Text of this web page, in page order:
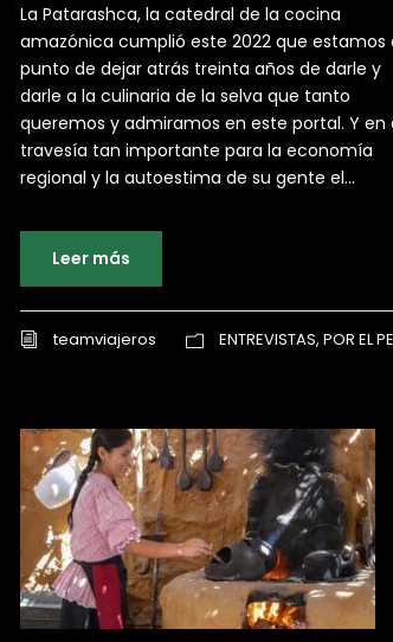
La Patarashca, la catedral de la cocina
amazónica cumplió este 2022 que estamos
punto de dejar atrás treinta años de darle y
darle a la culinaria de la selva que tanto
queremos y admiramos en este portal. Y en
travesía tan importante para la economía
regional y la autoestima de su gente el...
Leer más
teamviajeros ENTREVISTAS, POR EL